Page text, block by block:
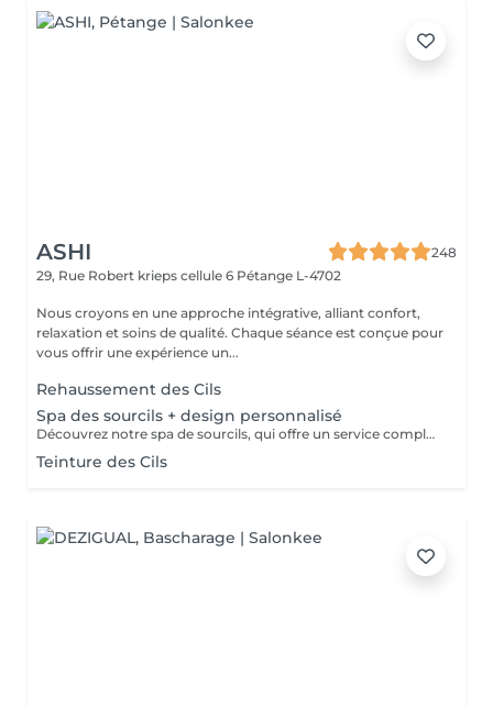
ASHI
248
29, Rue Robert krieps cellule 6 Pétange L-4702
Nous croyons en une approche intégrative, alliant confort,
relaxation et soins de qualité. Chaque séance est conçue pour
vous offrir une expérience un...
Rehaussement des Cils
Spa des sourcils + design personnalisé
Découvrez notre spa de sourcils, qui offre un service complet pour sublimer vos sourcils. Notre protocole inclut une exfoliation douce pour préparer la peau, une hydratation nourrissante pour un confort optimal, et une épilation précise par threading pour révéler la beauté naturelle de vos sourcils. Offrez à votre regard une attention particulière et laissez-nous vous aider à obtenir des sourcils parfaitement définis et radieux.
Teinture des Cils